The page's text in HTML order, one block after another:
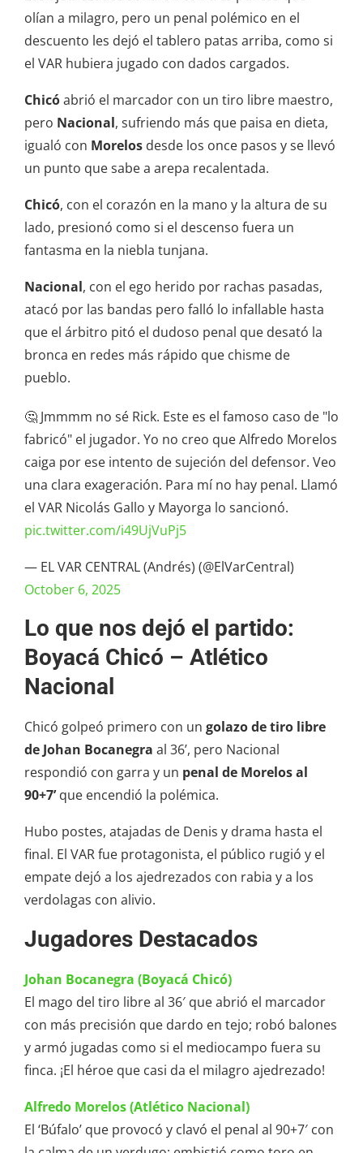
olían a milagro, pero un penal polémico en el
descuento les dejó el tablero patas arriba, como si
el VAR hubiera jugado con dados cargados.
Chicóabrió el marcador con un tiro libre maestro,
pero Nacional, sufriendo más que paisa en dieta,
igualó con Morelos desde los once pasos y se llevó
un punto que sabe a arepa recalentada.
Chicó, con el corazón en la mano y la altura de su
lado, presionó como si el descenso fuera un
fantasma en la niebla tunjana.
Nacional, con el ego herido por rachas pasadas,
atacó por las bandas pero falló lo infallable hasta
que el árbitro pitó el dudoso penal que desató la
bronca en redes más rápido que chisme de
pueblo.
🤔 Jmmmm no sé Rick. Este es el famoso caso de "lo
fabricó" el jugador. Yo no creo que Alfredo Morelos
caiga por ese intento de sujeción del defensor. Veo
una clara exageración. Para mí no hay penal. Llamó
el VAR Nicolás Gallo y Mayorga lo sancionó.
pic.twitter.com/i49UjVuPj5
— EL VAR CENTRAL (Andrés) (@ElVarCentral)
October 6, 2025
Lo que nos dejó el partido:
Boyacá Chicó – Atlético
Nacional
Chicó golpeó primero con un golazo de tiro libre
de Johan Bocanegra al 36’, pero Nacional
respondió con garra y un penal de Morelos al
90+7’que encendió la polémica.
Hubo postes, atajadas de Denis y drama hasta el
final. El VAR fue protagonista, el público rugió y el
empate dejó a los ajedrezados con rabia y a los
verdolagas con alivio.
Jugadores Destacados
Johan Bocanegra (Boyacá Chicó)
El mago del tiro libre al 36′ que abrió el marcador
con más precisión que dardo en tejo; robó balones
y armó jugadas como si el mediocampo fuera su
finca. ¡El héroe que casi da el milagro ajedrezado!
Alfredo Morelos (Atlético Nacional)
El ‘Búfalo’ que provocó y clavó el penal al 90+7′ con